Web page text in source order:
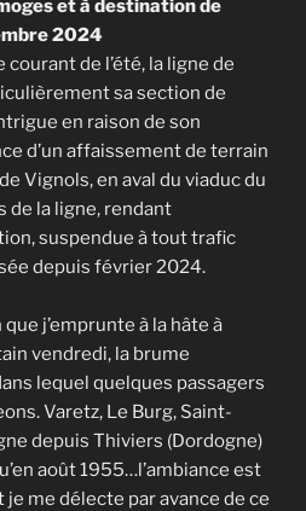
et à destination de
2024
de l’été, la ligne de
sa section de
en raison de son
d’un affaissement de terrain
Vignols, en aval du viaduc du
de la ligne, rendant
suspendue à tout trafic
depuis février 2024.
j’emprunte à la hâte à
vendredi, la brume
lequel quelques passagers
Varetz, Le Burg, Saint-
depuis Thiviers (Dordogne)
août 1955…l’ambiance est
je me délecte par avance de ce